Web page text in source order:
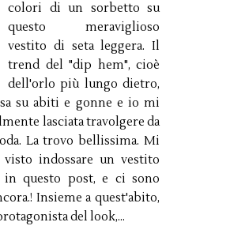
colori di un sorbetto su
questo meraviglioso
vestito di seta leggera. Il
trend del "dip hem", cioè
dell'orlo più lungo dietro,
su abiti e gonne e io mi
lasciata travolgere da
La trovo bellissima. Mi
visto indossare un vestito
questo post, e ci sono
Insieme a quest'abito,
del look,...